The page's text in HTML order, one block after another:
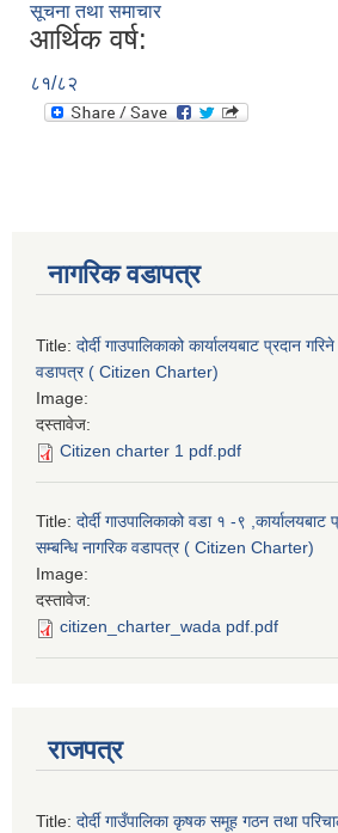
सूचना तथा समाचार
आर्थिक वर्ष:
८१/८२
नागरिक वडापत्र
Title: दोर्दी गाउपालिकाको कार्यालयबाट प्रदान
वडापत्र ( Citizen Charter)
Image:
दस्तावेज:
Citizen charter 1 pdf.pdf
Title: दोर्दी गाउपालिकाको वडा १ -९ ,कार्यालयबाट
सम्बन्धि नागरिक वडापत्र ( Citizen Charter)
Image:
दस्तावेज:
citizen_charter_wada pdf.pdf
राजपत्र
Title: दोर्दी गाउँपालिका कृषक समूह गठन तथा